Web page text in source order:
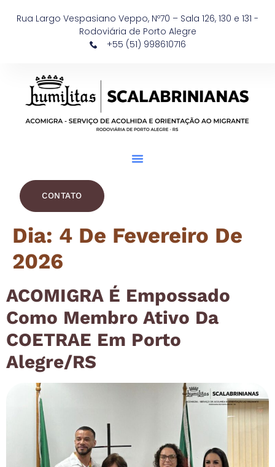
Rua Largo Vespasiano Veppo, Nº70 – Sala 126, 130 e 131 -
Rodoviária de Porto Alegre
+55 (51) 998610716
CONTATO
Dia: 4 De Fevereiro De
2026
ACOMIGRA É Empossado
Como Membro Ativo Da
COETRAE Em Porto
Alegre/RS